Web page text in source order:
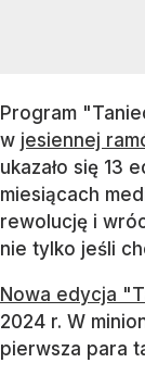
Program
w jesiennej
ukazało się 13
miesiącach
rewolucję i
nie tylko jeśli
Nowa edycja
2024 r. W
pierwsza para